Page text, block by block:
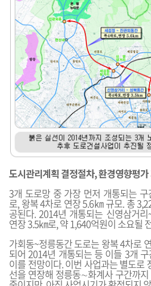
도시관리계획 결정절차, 환경영향평
3개 도로망 중 가장 먼저 개통되는
로, 왕복 4차로 연장 5.6㎞ 규모. 총
공된다. 2014년 개통되는 신영삼거
연장 3.5㎞로, 약 1,640억원이 소요될
가회동~정릉동간 도로는 왕복 4차로
되어 2014년 개통되는 등 이들 3개
이를 전망이다. 이번 사업과는 별도
선을 연장해 정릉동∼화계사 구간까